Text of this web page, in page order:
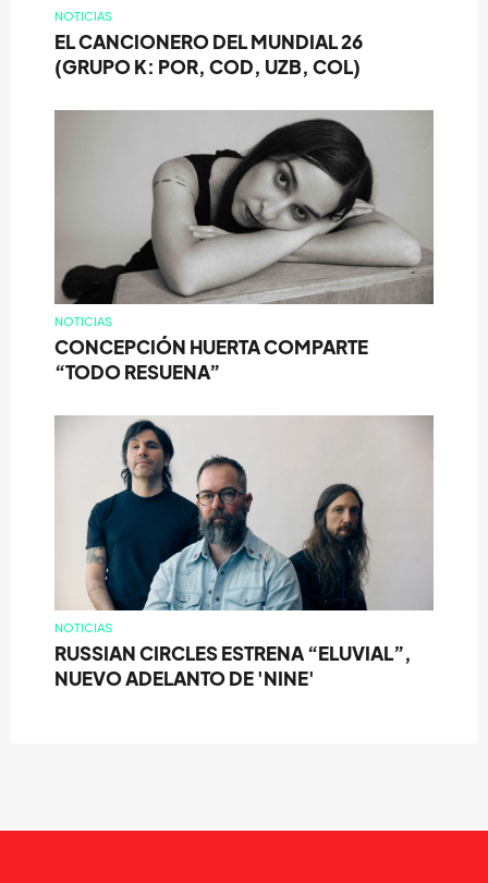
NOTICIAS
EL CANCIONERO DEL MUNDIAL 26
(GRUPO K: POR, COD, UZB, COL)
NOTICIAS
CONCEPCIÓN HUERTA COMPARTE
“TODO RESUENA”
NOTICIAS
RUSSIAN CIRCLES ESTRENA “ELUVIAL”,
NUEVO ADELANTO DE 'NINE'